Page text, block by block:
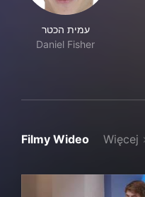
עמית הכטר
Daniel Fisher
Filmy Wideo Więcej